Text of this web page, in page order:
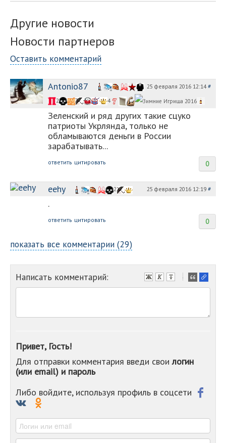
Другие новости
Новости партнеров
Оставить комментарий
Antonio87 25 февраля 2016 12:14#
2 4
Зеленский и ряд других такие сцуко
патриоты Укрлянда, только не
обламываются деньги в России
зарабатывать...
0
ответить цитировать
eehy 25 февраля 2016 12:19 #
2
.
0
ответить цитировать
показать все комментарии (29)
Написать комментарий:
-
-
-
-
-
Привет, Гость!
Для отправки комментария введи своилогин
(или email) и пароль
Либо войдите, используя профиль в соцсети